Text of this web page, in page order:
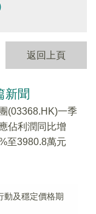
返回上頁
新聞
(03368.HK)一季
佔利潤同比增
至3980.8萬元
動及穩定價格期